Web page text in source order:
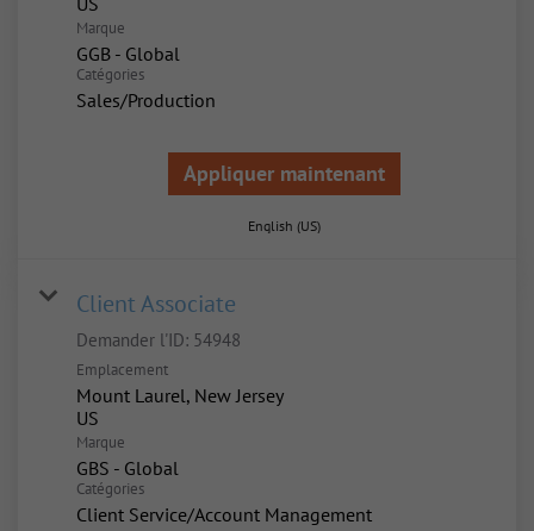
Marque
GGB - Global
Catégories
Sales/Production
Appliquer maintenant
English (US)
Client Associate
Demander l'ID: 54948
Emplacement
Mount Laurel, New Jersey
Marque
GBS - Global
Catégories
Client Service/Account Management